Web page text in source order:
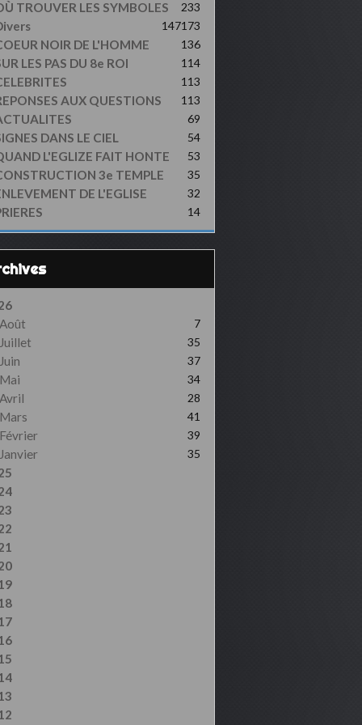
233
TROUVER LES SYMBOLES
173
147
NOIR DE L'HOMME 136
LES PAS DU 8e ROI 114
113
AUX QUESTIONS 113
69
DANS LE CIEL 54
L'EGLIZE FAIT HONTE 53
3e TEMPLE 35
DE L'EGLISE 32
14
Août
7
Juillet 35
Juin 37
Mai 34
Avril 28
Mars 41
Février 39
Janvier 35